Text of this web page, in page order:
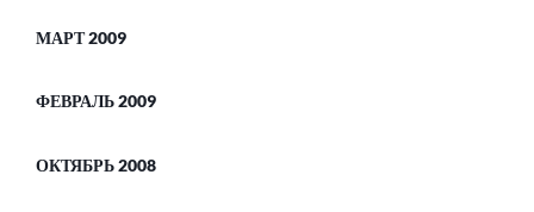
МАРТ 2009
ФЕВРАЛЬ 2009
ОКТЯБРЬ 2008